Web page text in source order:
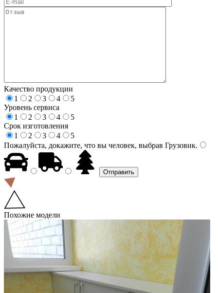
Качество продукции
1
2 3 4
5
Уровень сервиса
1
2 3 4
5
Срок изготовления
1
2 3 4
5
Пожалуйста, докажите, что вы человек, выбрав Грузовик.
Похожие модели